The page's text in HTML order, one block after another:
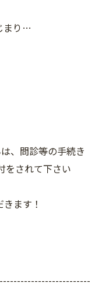
まり…
、問診等の手続き
をされて下さい
ます！